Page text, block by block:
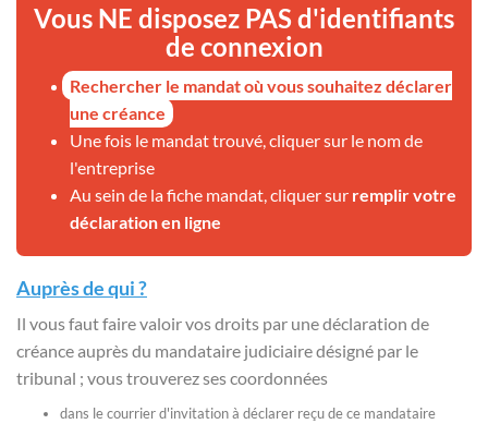
Vous NE disposez PAS d'identifiants
de connexion
Rechercher le mandat où vous souhaitez déclarer
une créance
Une fois le mandat trouvé, cliquer sur le nom de
l'entreprise
Au sein de la fiche mandat, cliquer sur remplir votre
déclaration en ligne
Auprès de qui ?
Il vous faut faire valoir vos droits par une déclaration de
créance auprès du mandataire judiciaire désigné par le
tribunal ; vous trouverez ses coordonnées
dans le courrier d'invitation à déclarer reçu de ce mandataire